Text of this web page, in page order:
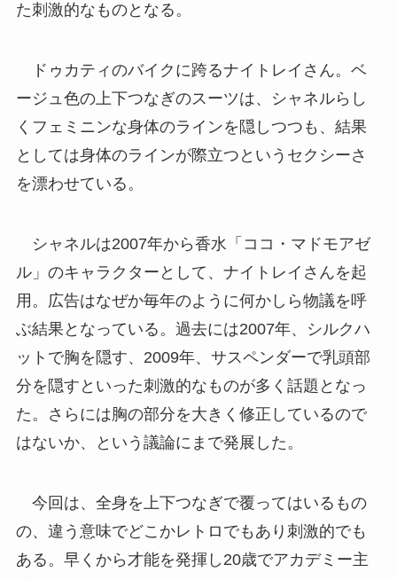
た刺激的なものとなる。
ドゥカティのバイクに跨るナイトレイさん。ベ
ージュ色の上下つなぎのスーツは、シャネルらし
くフェミニンな身体のラインを隠しつつも、結果
としては身体のラインが際立つというセクシーさ
を漂わせている。
シャネルは2007年から香水「ココ・マドモアゼ
ル」のキャラクターとして、ナイトレイさんを起
用。広告はなぜか毎年のように何かしら物議を呼
ぶ結果となっている。過去には2007年、シルクハ
ットで胸を隠す、2009年、サスペンダーで乳頭部
分を隠すといった刺激的なものが多く話題となっ
た。さらには胸の部分を大きく修正しているので
はないか、という議論にまで発展した。
今回は、全身を上下つなぎで覆ってはいるもの
の、違う意味でどこかレトロでもあり刺激的でも
ある。早くから才能を発揮し20歳でアカデミー主